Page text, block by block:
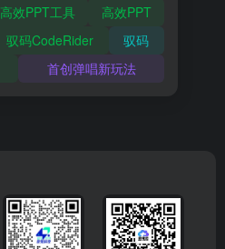
高效PPT工具
高效PPT
驭码CodeRider
驭码
首创弹唱新玩法